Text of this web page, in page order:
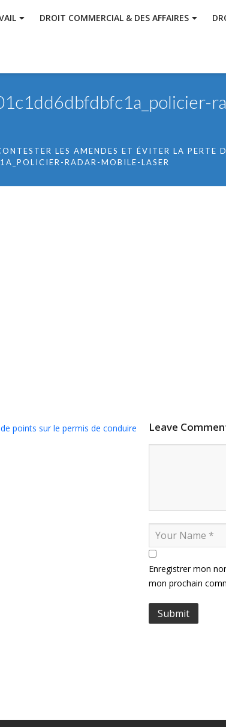
DROIT COMMERCIAL & DES AFFAIRES
LES AMENDES ET ÉVITER LA PERTE
RADAR-MOBILE-LASER
points sur le permis de conduire Leave
Enregistrer mon
mon prochain